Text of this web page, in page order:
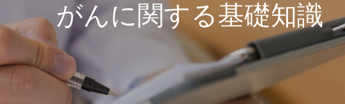
がんに関する基礎知識